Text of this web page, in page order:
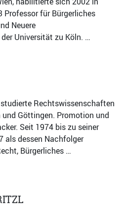
für Bürgerliches
Neuere
Universität zu Köln. …
Rechtswissenschaften
und Göttingen. Promotion und
Seit 1974 bis zu seiner
als dessen Nachfolger
Bürgerliches …